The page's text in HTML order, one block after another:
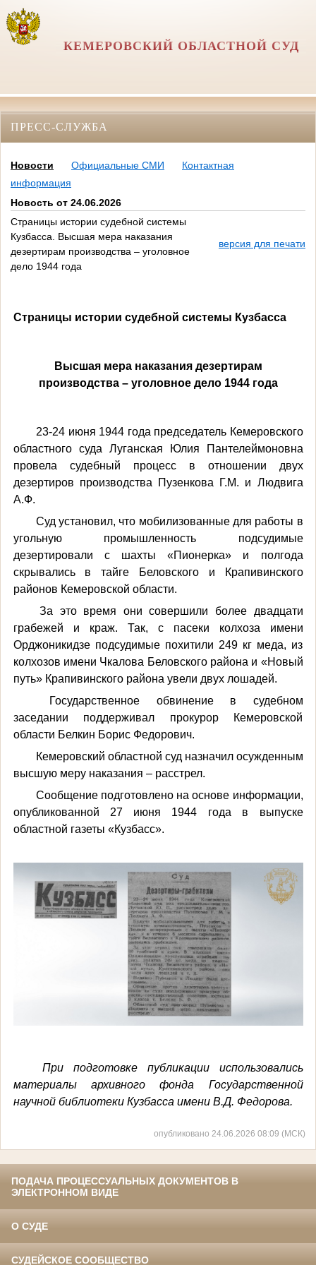
КЕМЕРОВСКИЙ ОБЛАСТНОЙ СУД
ПРЕСС-СЛУЖБА
Новости Официальные СМИ
Контактная
информация
Новость от 24.06.2026
Страницы истории судебной системы
Кузбасса. Высшая мера наказания
дезертирам производства – уголовное
дело 1944 года
версия для печати
Страницы истории судебной системы Кузбасса
Высшая мера наказания дезертирам
производства – уголовное дело 1944 года
23-24 июня 1944 года председатель Кемеровского
областного суда Луганская Юлия Пантелеймоновна
провела судебный процесс в отношении двух
дезертиров производства Пузенкова Г.М. и Людвига
А.Ф.
Суд установил, что мобилизованные для работы в
угольную промышленность подсудимые
дезертировали с шахты «Пионерка» и полгода
скрывались в тайге Беловского и Крапивинского
районов Кемеровской области.
За это время они совершили более двадцати
грабежей и краж. Так, с пасеки колхоза имени
Орджоникидзе подсудимые похитили 249 кг меда, из
колхозов имени Чкалова Беловского района и «Новый
путь» Крапивинского района увели двух лошадей.
Государственное обвинение в судебном
заседании поддерживал прокурор Кемеровской
области Белкин Борис Федорович.
Кемеровский областной суд назначил осужденным
высшую меру наказания – расстрел.
Сообщение подготовлено на основе информации,
опубликованной 27 июня 1944 года в выпуске
областной газеты «Кузбасс».
При подготовке публикации использовались
материалы архивного фонда Государственной
научной библиотеки Кузбасса имени В.Д. Федорова.
опубликовано 24.06.2026 08:09 (МСК)
ПОДАЧА ПРОЦЕССУАЛЬНЫХ ДОКУМЕНТОВ В
ЭЛЕКТРОННОМ ВИДЕ
О СУДЕ
СУДЕЙСКОЕ СООБЩЕСТВО